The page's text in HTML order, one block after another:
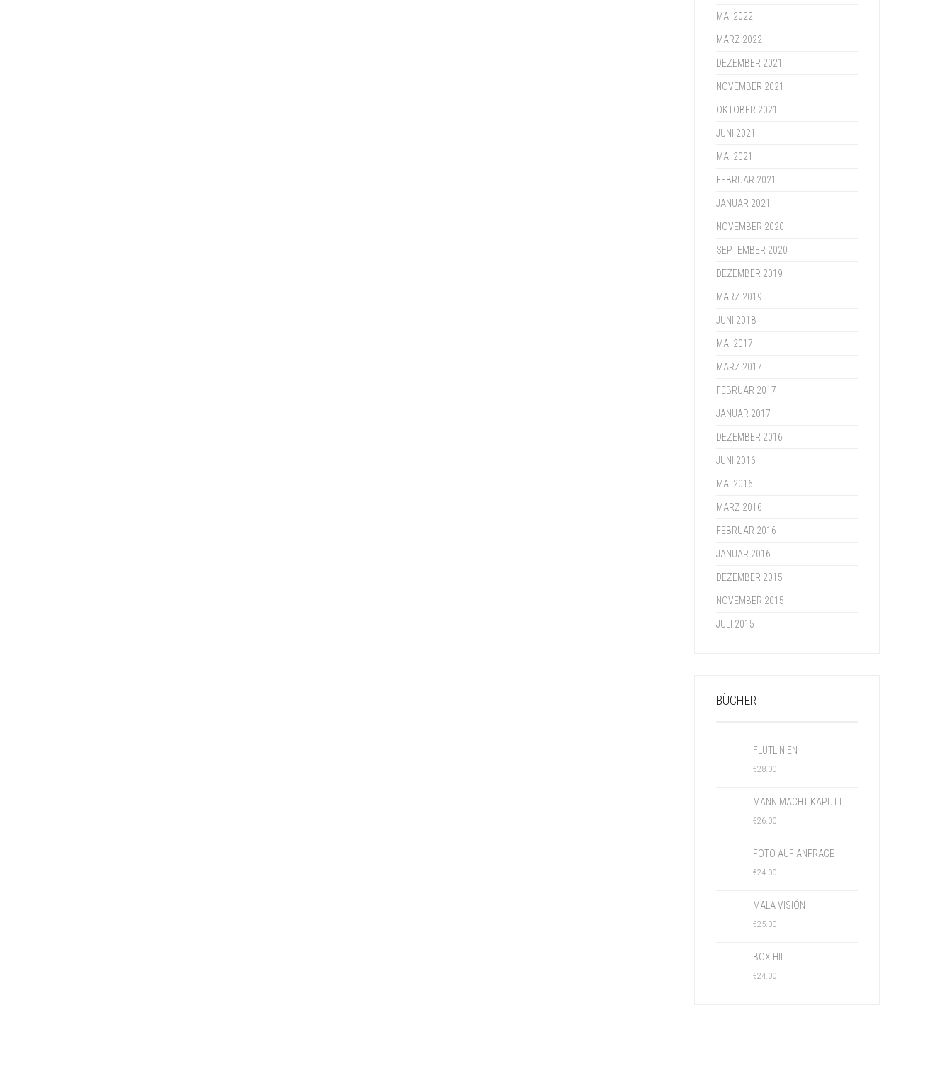
MAI 2022
MÄRZ 2022
DEZEMBER 2021
NOVEMBER 2021
OKTOBER 2021
JUNI 2021
MAI 2021
FEBRUAR 2021
JANUAR 2021
NOVEMBER 2020
SEPTEMBER 2020
DEZEMBER 2019
MÄRZ 2019
JUNI 2018
MAI 2017
MÄRZ 2017
FEBRUAR 2017
JANUAR 2017
DEZEMBER 2016
JUNI 2016
MAI 2016
MÄRZ 2016
FEBRUAR 2016
JANUAR 2016
DEZEMBER 2015
NOVEMBER 2015
JULI 2015
BÜCHER
FLUTLINIEN
€28.00
MANN MACHT KAPUTT
€26.00
FOTO AUF ANFRAGE
€24.00
MALA VISIÓN
€25.00
BOX HILL
€24.00